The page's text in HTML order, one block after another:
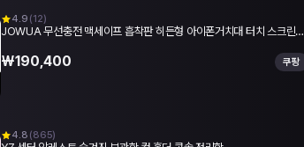
4.9 (12)
JOWUA 무선충전 맥세이프 흡착판 히든형 아이폰거치대 터치 스크린…
₩190,400 쿠팡
4.8 (865)